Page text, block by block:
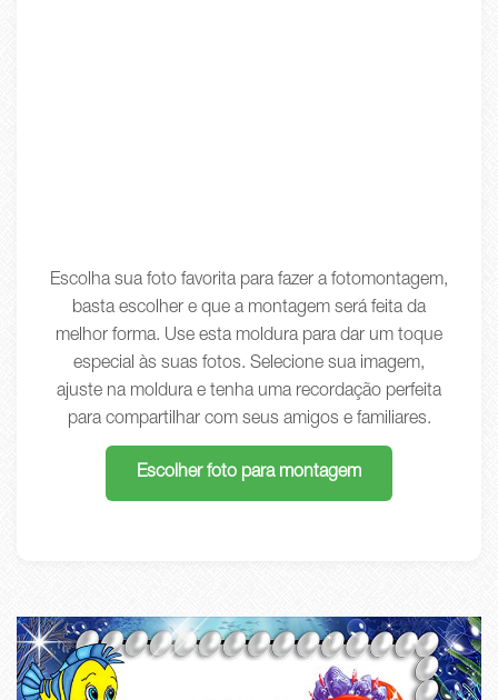
Escolha sua foto favorita para fazer a fotomontagem,
basta escolher e que a montagem será feita da
melhor forma. Use esta moldura para dar um toque
especial às suas fotos. Selecione sua imagem,
ajuste na moldura e tenha uma recordação perfeita
para compartilhar com seus amigos e familiares.
Escolher foto para montagem